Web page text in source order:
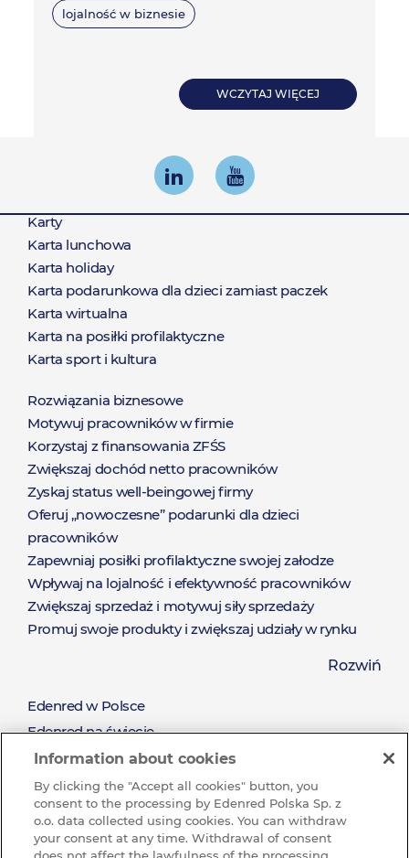
lojalność w biznesie
WCZYTAJ WIĘCEJ
Produkty
Karty
Karta lunchowa
Karta holiday
Karta podarunkowa dla dzieci zamiast paczek
Karta wirtualna
Karta na posiłki profilaktyczne
Karta sport i kultura
Rozwiązania
Rozwiązania biznesowe
Motywuj pracowników w firmie
Korzystaj z finansowania ZFŚS
Zwiększaj dochód netto pracowników
Zyskaj status well-beingowej firmy
Oferuj „nowoczesne” podarunki dla dzieci
pracowników
Zapewniaj posiłki profilaktyczne swojej załodze
Wpływaj na lojalność i efektywność pracowników
Zwiększaj sprzedaż i motywuj siły sprzedaży
Promuj swoje produkty i zwiększaj udziały w rynku
Pozyskaj nowych klientów i zadbaj o relacje z
Rozwiń
O
Edenred
Edenred w Polsce
Edenred na świecie
Misja i wartości
Zrównoważony rozwój (CSR)
Pracuj w Grupie Edenred
Dlaczego warto u nas pracować?
Information about cookies
By clicking the "Accept all cookies" button, you
consent to the processing by Edenred Polska Sp. z
o.o. data collected using cookies. You can withdraw
your consent at any time. Withdrawal of consent